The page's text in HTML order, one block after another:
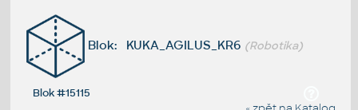
Blok: KUKA_AGILUS_KR6 (Robotika)
Blok #15115